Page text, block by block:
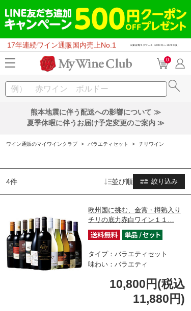
17年連続ワイン通販国内売上No.1
0
熊本地震に伴う配送への影響について ≫
夏季休暇に伴うお届け予定変更のご案内 ≫
ワイン通販のマイワインクラブ > バラエティセット > チリワイン
4件 絞り込み
並び順
欧州国に挑む、金賞・樽熟入り
チリの底力赤白ワイン１１…
タイプ：バラエティセット
味わい：バラエティ
10,800円(税込
11,880円)